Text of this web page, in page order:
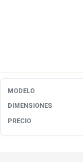
MODELO
DIMENSIONES
PRECIO